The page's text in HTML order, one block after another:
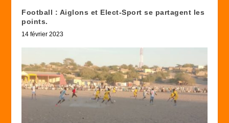
Football : Aiglons et Elect-Sport se partagent les
points.
14 février 2023